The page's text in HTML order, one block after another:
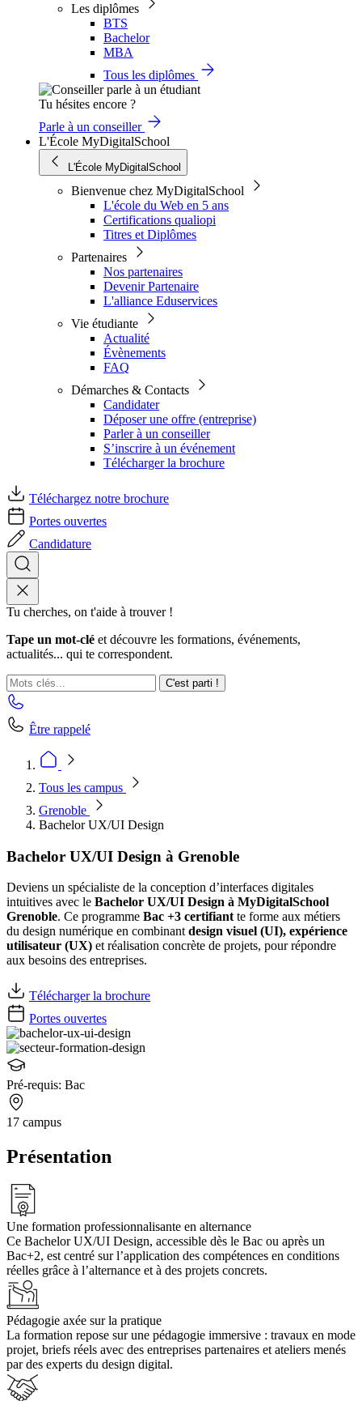
Les diplômes
BTS
Bachelor
MBA
Tous les diplômes
Tu hésites encore ?
Parle à un conseiller
L'École MyDigitalSchool
L'École MyDigitalSchool
Bienvenue chez MyDigitalSchool
L'école du Web en 5 ans
Certifications qualiopi
Titres et Diplômes
Partenaires
Nos partenaires
Devenir Partenaire
L'alliance Eduservices
Vie étudiante
Actualité
Évènements
FAQ
Démarches & Contacts
Candidater
Déposer une offre (entreprise)
Parler à un conseiller
S’inscrire à un événement
Télécharger la brochure
Téléchargez notre brochure
Portes ouvertes
Candidature
Tu cherches, on t'aide à trouver !
Tape un mot-clé et découvre les formations, événements,
actualités... qui te correspondent.
C'est parti !
Être rappelé
Tous les campus
Grenoble
Bachelor UX/UI Design
Bachelor UX/UI Design à Grenoble
Deviens un spécialiste de la conception d’interfaces digitales
intuitives avec le Bachelor UX/UI Design à MyDigitalSchool
Grenoble. Ce programme Bac +3 certifiantte forme aux métiers
du design numérique en combinantdesign visuel (UI), expérience
utilisateur (UX) et réalisation concrète de projets, pour répondre
aux besoins des entreprises.
Télécharger la brochure
Portes ouvertes
Pré-requis: Bac
17 campus
Présentation
Une formation professionnalisante en alternance
Ce Bachelor UX/UI Design, accessible dès le Bac ou après un
Bac+2, est centré sur l’application des compétences en conditions
réelles grâce à l’alternance et à des projets concrets.
Pédagogie axée sur la pratique
La formation repose sur une pédagogie immersive : travaux en mode
projet, briefs réels avec des entreprises partenaires et ateliers menés
par des experts du design digital.